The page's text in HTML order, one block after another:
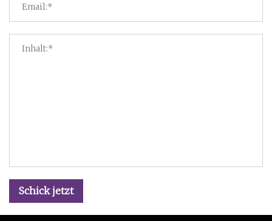
Schick jetzt